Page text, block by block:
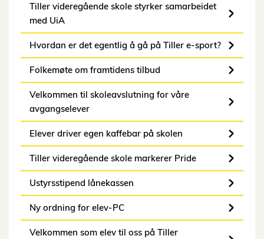
Tiller videregående skole styrker samarbeidet
med UiA
Hvordan er det egentlig å gå på Tiller e-sport?
Folkemøte om framtidens tilbud
Velkommen til skoleavslutning for våre
avgangselever
Elever driver egen kaffebar på skolen
Tiller videregående skole markerer Pride
Ustyrsstipend lånekassen
Ny ordning for elev-PC
Velkommen som elev til oss på Tiller